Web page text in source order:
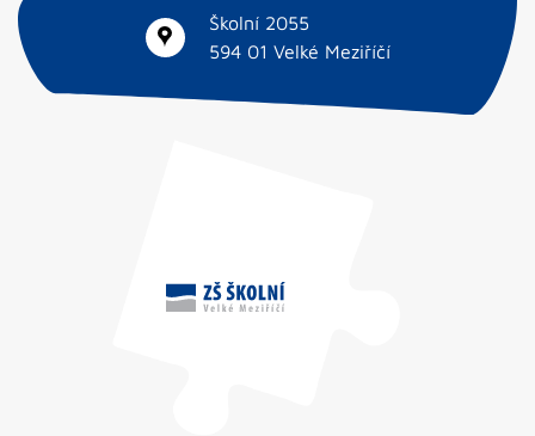
Školní 2055
594 01 Velké Meziříčí